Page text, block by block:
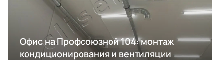
Офис на Профсоюзной 104: монтаж
кондиционирования и вентиляции